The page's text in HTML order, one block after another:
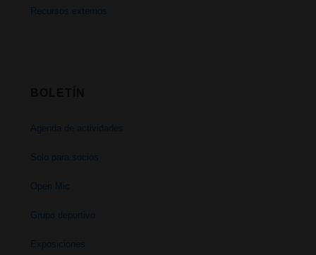
Recursos externos
Agenda de actividades
Solo para socios
Open Mic
Grupo deportivo
Exposiciones